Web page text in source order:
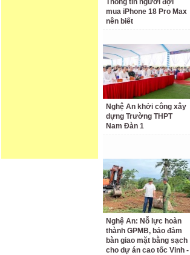
Thông tin người đợi
mua iPhone 18 Pro Max
nên biết
Nghệ An khởi công xây
dựng Trường THPT
Nam Đàn 1
Nghệ An: Nỗ lực hoàn
thành GPMB, bảo đảm
bàn giao mặt bằng sạch
cho dự án cao tốc Vinh -